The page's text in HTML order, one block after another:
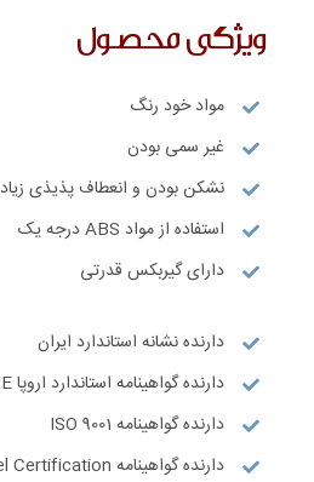
ویژگی محصول
مواد خود رنگ
غیر سمی بودن
نشکن بودن و انعطاف پذیذی زیاد
استفاده از مواد ABS درجه یک
دارای گیربکس قدرتی
دارنده نشانه استاندارد ایران
دارنده گواهینامه استاندارد اروپا CE
دارنده گواهینامه ISO 9001
دارنده گواهینامه Nobel Certification